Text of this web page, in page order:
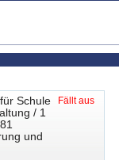
Schule
/ 1
und
Fällt aus